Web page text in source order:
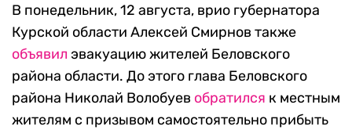
В понедельник, 12 августа, врио губернатора
Курской области Алексей Смирнов также
объявил эвакуацию жителей Беловского
района области. До этого глава Беловского
района Николай Волобуев обратился к местным
жителям с призывом самостоятельно прибыть